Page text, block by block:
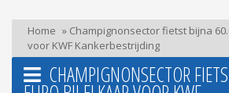
Home » Champignonsector fietst bijna
voor KWF Kankerbestrijding
CHAMPIGNONSECTOR